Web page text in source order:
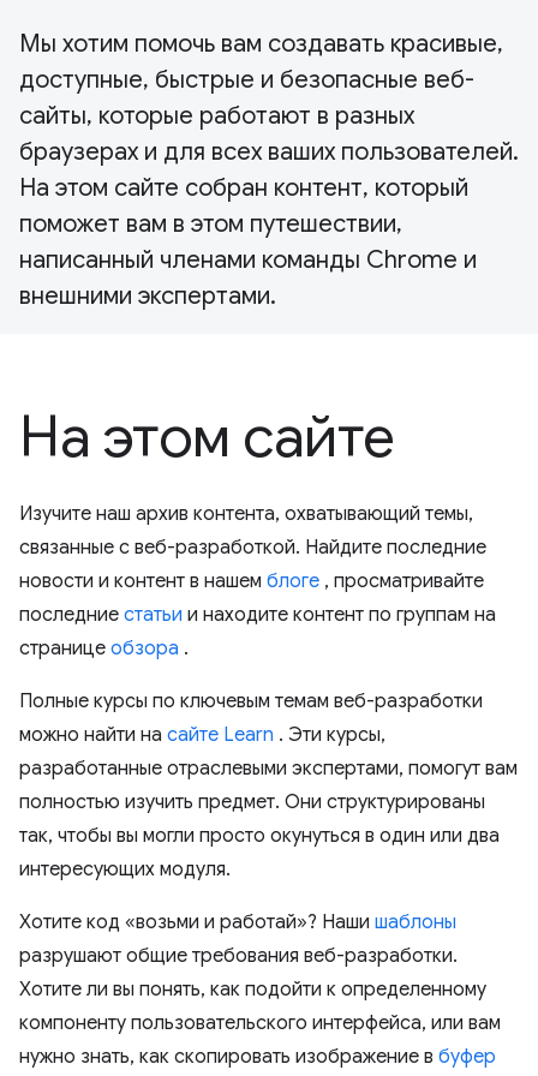
Мы хотим помочь вам создавать красивые,
доступные, быстрые и безопасные веб-
сайты, которые работают в разных
браузерах и для всех ваших пользователей.
На этом сайте собран контент, который
поможет вам в этом путешествии,
написанный членами команды Chrome и
внешними экспертами.
На этом сайте
Изучите наш архив контента, охватывающий темы,
связанные с веб-разработкой. Найдите последние
новости и контент в нашем блоге , просматривайте
последние статьи и находите контент по группам на
странице обзора .
Полные курсы по ключевым темам веб-разработки
можно найти на сайте Learn . Эти курсы,
разработанные отраслевыми экспертами, помогут вам
полностью изучить предмет. Они структурированы
так, чтобы вы могли просто окунуться в один или два
интересующих модуля.
Хотите код «возьми и работай»? Наши шаблоны
разрушают общие требования веб-разработки.
Хотите ли вы понять, как подойти к определенному
компоненту пользовательского интерфейса, или вам
нужно знать, как скопировать изображение в буфер